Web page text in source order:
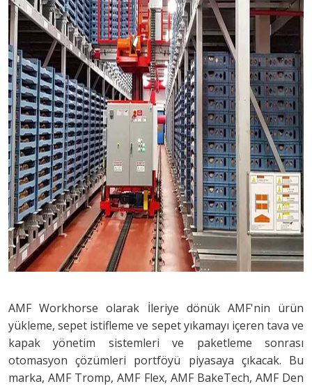
AMF Workhorse olarak İleriye dönük AMF'nin ürün
yükleme, sepet istifleme ve sepet yıkamayı içeren tava ve
kapak yönetim sistemleri ve paketleme sonrası
otomasyon çözümleri portföyü piyasaya çıkacak. Bu
marka, AMF Tromp, AMF Flex, AMF BakeTech, AMF Den